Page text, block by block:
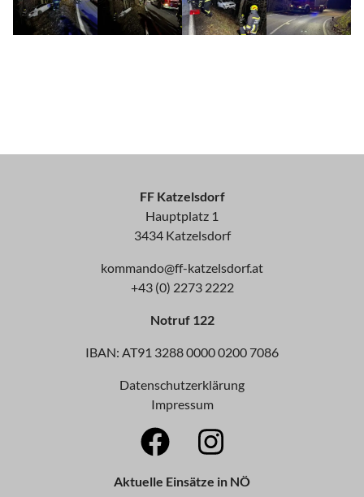
FF Katzelsdorf
Hauptplatz 1
3434 Katzelsdorf
kommando@ff-katzelsdorf.at
+43 (0) 2273 2222
Notruf 122
IBAN: AT91 3288 0000 0200 7086
Datenschutzerklärung
Impressum
Aktuelle Einsätze in NÖ